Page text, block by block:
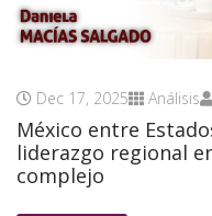
Dec 17, 2025 Análisis
México entre
liderazgo regional
complejo